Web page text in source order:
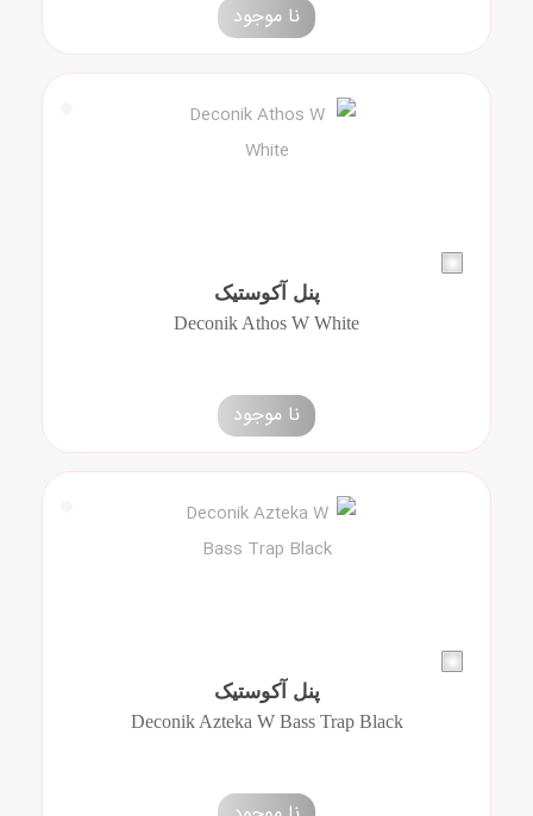
نا موجود
پنل آکوستیک
Deconik Athos W White
نا موجود
پنل آکوستیک
Deconik Azteka W Bass Trap Black